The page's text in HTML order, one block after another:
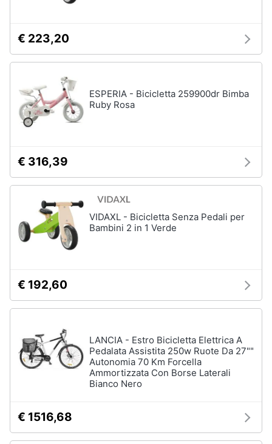
€ 223,20
ESPERIA - Bicicletta 259900dr Bimba
Ruby Rosa
€ 316,39
VIDAXL - Bicicletta Senza Pedali per
Bambini 2 in 1 Verde
€ 192,60
LANCIA - Estro Bicicletta Elettrica A
Pedalata Assistita 250w Ruote Da 27""
Autonomia 70 Km Forcella
Ammortizzata Con Borse Laterali
Bianco Nero
€ 1516,68